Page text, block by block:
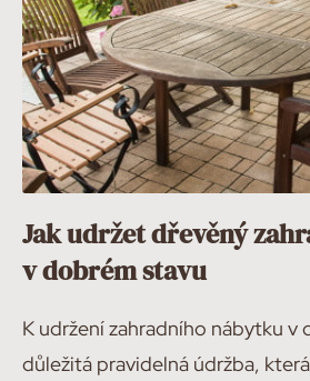
Jak udržet dřevěný
v dobrém stavu
K udržení zahradního nábytku v
důležitá pravidelná údržba,